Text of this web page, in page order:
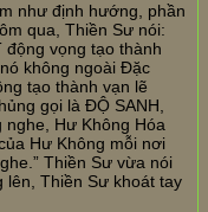
như định hướng, phần
qua, Thiền Sư nói:
động vọng tạo thành
không ngoài Đặc
tạo thành vạn lẽ
gọi là ĐỘ SANH,
nghe, Hư Không Hóa
Hư Không mỗi nơi
Thiền Sư vừa nói
lên, Thiền Sư khoát tay